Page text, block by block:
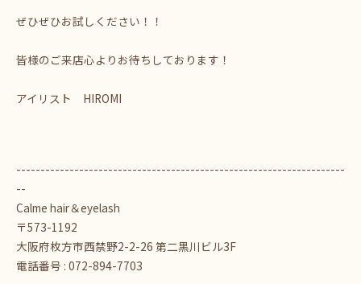
ぜひぜひお試しください！！
皆様のご来店心よりお待ちしております！
アイリスト HIROMI
--------------------------------------------------------------------
--
Calme hair＆eyelash
〒573-1192
大阪府枚方市西禁野2-2-26 第二黒川ビル3F
電話番号 : 072-894-7703